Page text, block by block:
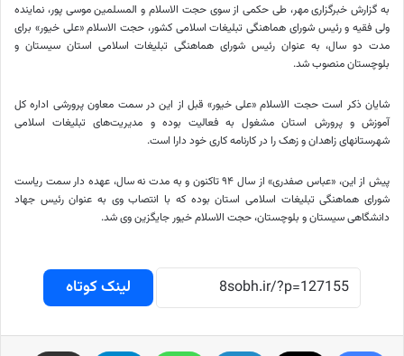
به گزارش خبرگزاری مهر، طی حکمی از سوی حجت الاسلام و المسلمین موسی پور، نماینده
ولی فقیه و رئیس شورای هماهنگی تبلیغات اسلامی کشور، حجت الاسلام «علیخیور» برای
مدت دو سال، به عنوان رئیس شورای هماهنگی تبلیغات اسلامی استان سیستان و
بلوچستان منصوب شد.
شایان ذکر است حجت الاسلام «علیخیور» قبل از این در سمت معاون پرورشی اداره کل
آموزش و پرورش استان مشغول به فعالیت بوده و مدیریت‌های تبلیغات اسلامی
شهرستانهایزاهدان وزهکرا در کارنامه کاری خود دارا است.
پیش از این، «عباس صفدری» از سال ۹۴ تاکنون و به مدت نه سال، عهده دار سمت ریاست
شورای هماهنگی تبلیغات اسلامی استان بوده که با انتصاب وی به عنوان رئیس جهاد
دانشگاهی سیستان و بلوچستان، حجت الاسلامخیور جایگزین وی شد.
لینک کوتاه